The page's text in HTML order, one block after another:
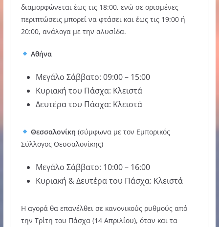
διαμορφώνεται έως τις 18:00, ενώ σε ορισμένες
περιπτώσεις μπορεί να φτάσει και έως τις 19:00 ή
20:00, ανάλογα με την αλυσίδα.
Αθήνα
Μεγάλο Σάββατο: 09:00 – 15:00
Κυριακή του Πάσχα: Κλειστά
Δευτέρα του Πάσχα: Κλειστά
Θεσσαλονίκη (σύμφωνα με τον Εμπορικός
Σύλλογος Θεσσαλονίκης)
Μεγάλο Σάββατο: 10:00 – 16:00
Κυριακή & Δευτέρα του Πάσχα: Κλειστά
Η αγορά θα επανέλθει σε κανονικούς ρυθμούς από
την Τρίτη του Πάσχα (14 Απριλίου), όταν και τα